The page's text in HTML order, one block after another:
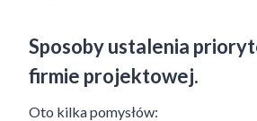
Sposoby ustalenia
firmie projektowej.
Oto kilka pomysłów: